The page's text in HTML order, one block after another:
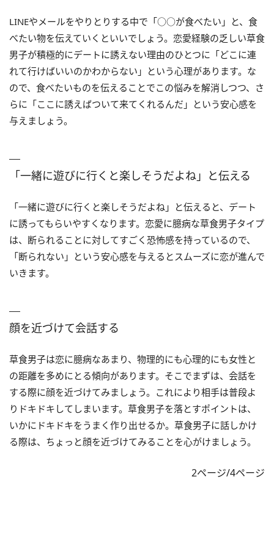
LINEやメールをやりとりする中で「○○が食べたい」と、食
べたい物を伝えていくといいでしょう。恋愛経験の乏しい草食
男子が積極的にデートに誘えない理由のひとつに「どこに連
れて行けばいいのかわからない」という心理があります。な
ので、食べたいものを伝えることでこの悩みを解消しつつ、さ
らに「ここに誘えばついて来てくれるんだ」という安心感を
与えましょう。
「一緒に遊びに行くと楽しそうだよね」と伝える
「一緒に遊びに行くと楽しそうだよね」と伝えると、デート
に誘ってもらいやすくなります。恋愛に臆病な草食男子タイプ
は、断られることに対してすごく恐怖感を持っているので、
「断られない」という安心感を与えるとスムーズに恋が進んで
いきます。
顔を近づけて会話する
草食男子は恋に臆病なあまり、物理的にも心理的にも女性と
の距離を多めにとる傾向があります。そこでまずは、会話を
する際に顔を近づけてみましょう。これにより相手は普段よ
りドキドキしてしまいます。草食男子を落とすポイントは、
いかにドキドキをうまく作り出せるか。草食男子に話しかけ
る際は、ちょっと顔を近づけてみることを心がけましょう。
2ページ/4ページ